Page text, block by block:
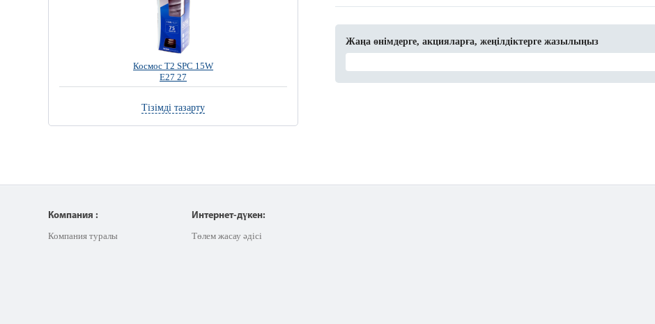
Космос T2 SPC 15W
E27 27
Тізімді тазарту
Жаңа өнімдерге, акцияларға, жеңілдіктерге жазылыңыз
Компания :
Компания туралы
Интернет-дүкен:
Төлем жасау әдісі